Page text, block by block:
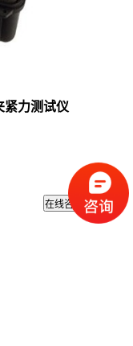
紧力测试仪